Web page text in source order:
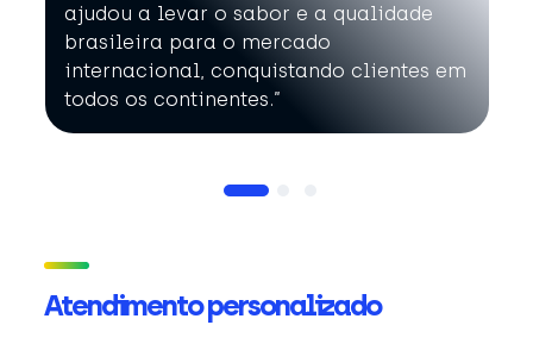
ajudou a levar o sabor e a qualidade
brasileira para o mercado
internacional, conquistando clientes em
todos os continentes.”
Atendimento personalizado